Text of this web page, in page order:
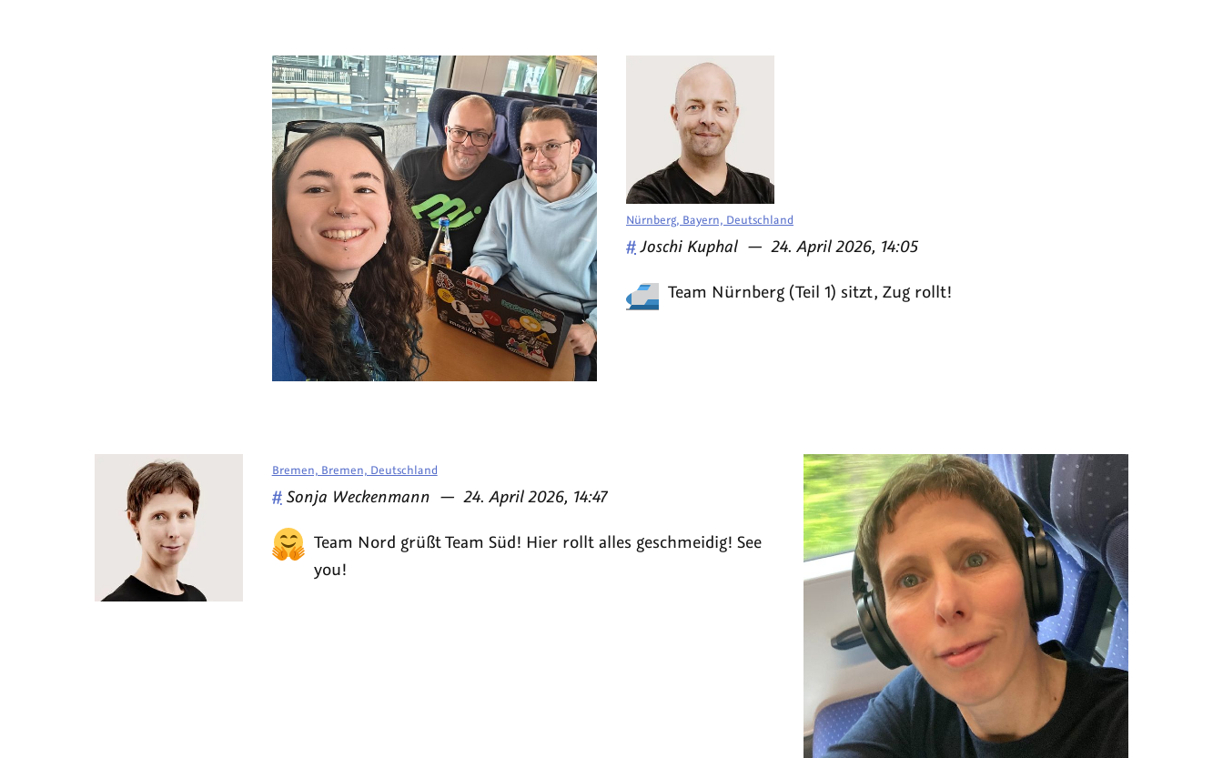
Team Nürnberg (Teil 1) sitzt, Zug rollt!
Nürnberg, Bayern, Deutschland
# Veröffentlicht
Joschi Kuphal — am
24. April 2026, 14:05
Team Nord grüßt Team Süd! Hier rollt alles geschmeidig! See
you!
Bremen, Bremen, Deutschland
# Veröffentlicht
von
Sonja Weckenmann — am
24. April 2026, 14:47